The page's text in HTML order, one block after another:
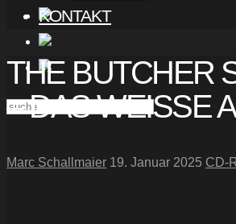
KONTAKT
THE BUTCHER
– DAS WEISSE
Marc Schallmaier 19. Januar 2025 CD-